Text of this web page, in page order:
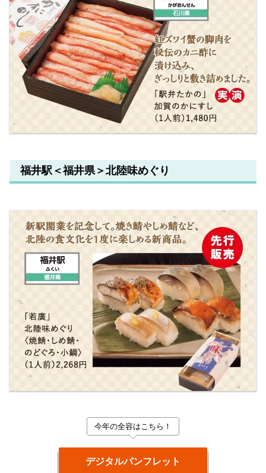
福井駅＜福井県＞北陸味めぐり
今年の全容はこちら！
デジタルパンフレット